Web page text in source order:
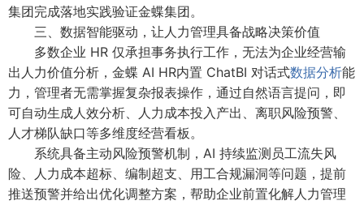
集团完成落地实践验证金蝶集团。
三、数据智能驱动，让人力管理具备战略决策价值
多数企业 HR 仅承担事务执行工作，无法为企业经营输
出人力价值分析，金蝶 AI HR内置 ChatBI 对话式数据分析能
力，管理者无需掌握复杂报表操作，通过自然语言提问，即
可自动生成人效分析、人力成本投入产出、离职风险预警、
人才梯队缺口等多维度经营看板。
系统具备主动风险预警机制，AI 持续监测员工流失风
险、人力成本超标、编制超支、用工合规漏洞等问题，提前
推送预警并给出优化调整方案，帮助企业前置化解人力管理